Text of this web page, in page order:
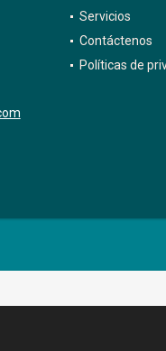
Servicios
Contáctenos
Políticas de